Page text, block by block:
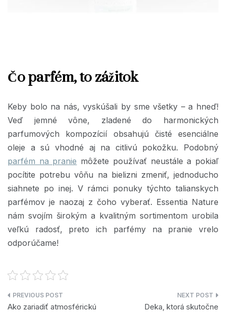
Čo parfém, to zážitok
Keby bolo na nás, vyskúšali by sme všetky – a hneď!
Veď jemné vône, zladené do harmonických
parfumových kompozícií obsahujú čisté esenciálne
oleje a sú vhodné aj na citlivú pokožku. Podobný
parfém na pranie môžete používať neustále a pokiaľ
pocítite potrebu vôňu na bielizni zmeniť, jednoducho
siahnete po inej. V rámci ponuky týchto talianskych
parfémov je naozaj z čoho vyberať. Essentia Nature
nám svojím širokým a kvalitným sortimentom urobila
veľkú radosť, preto ich parfémy na pranie vrelo
odporúčame!
Navigace
Ako zariadiť atmosférickú Deka, ktorá skutočne